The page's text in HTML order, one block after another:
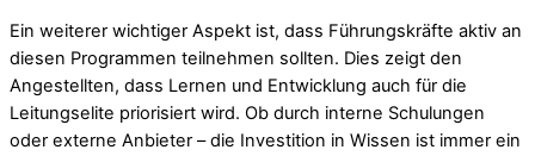
Ein weiterer wichtiger Aspekt ist, dass Führungskräfte aktiv an
diesen Programmen teilnehmen sollten. Dies zeigt den
Angestellten, dass Lernen und Entwicklung auch für die
Leitungselite priorisiert wird. Ob durch interne Schulungen
oder externe Anbieter – die Investition in Wissen ist immer ein